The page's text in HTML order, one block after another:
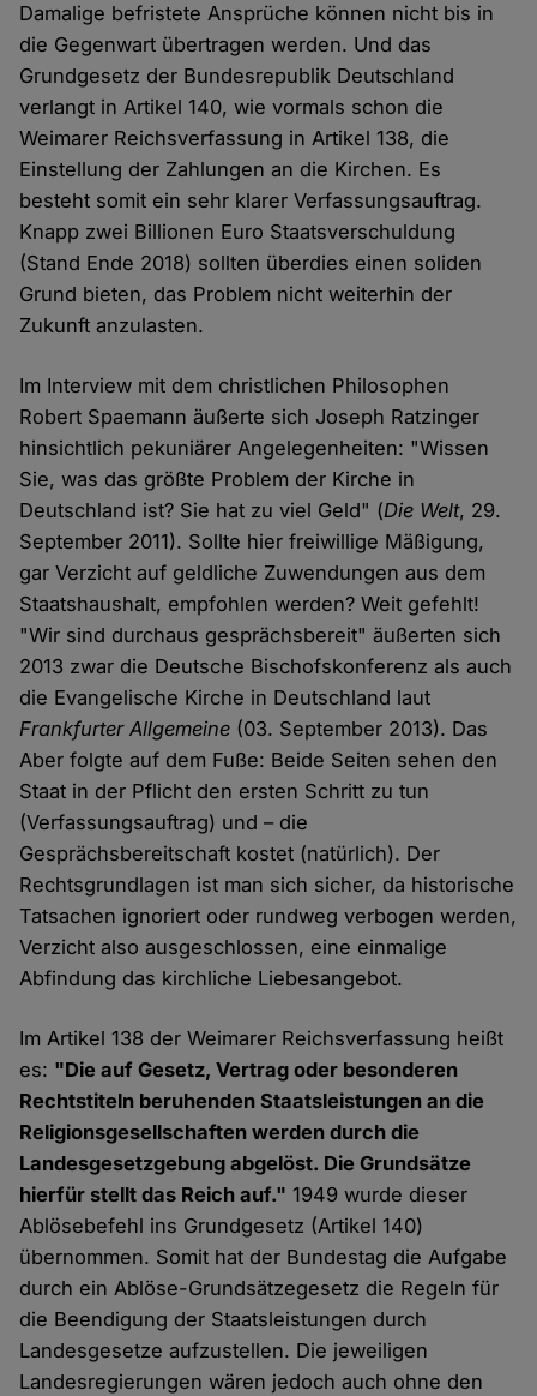
Damalige befristete Ansprüche können nicht bis in
die Gegenwart übertragen werden. Und das
Grundgesetz der Bundesrepublik Deutschland
verlangt in Artikel 140, wie vormals schon die
Weimarer Reichsverfassung in Artikel 138, die
Einstellung der Zahlungen an die Kirchen. Es
besteht somit ein sehr klarer Verfassungsauftrag.
Knapp zwei Billionen Euro Staatsverschuldung
(Stand Ende 2018) sollten überdies einen soliden
Grund bieten, das Problem nicht weiterhin der
Zukunft anzulasten.
Im Interview mit dem christlichen Philosophen
Robert Spaemann äußerte sich Joseph Ratzinger
hinsichtlich pekuniärer Angelegenheiten: "Wissen
Sie, was das größte Problem der Kirche in
Deutschland ist? Sie hat zu viel Geld" (Die Welt, 29.
September 2011). Sollte hier freiwillige Mäßigung,
gar Verzicht auf geldliche Zuwendungen aus dem
Staatshaushalt, empfohlen werden? Weit gefehlt!
"Wir sind durchaus gesprächsbereit" äußerten sich
2013 zwar die Deutsche Bischofskonferenz als auch
die Evangelische Kirche in Deutschland laut
Frankfurter Allgemeine (03. September 2013). Das
Aber folgte auf dem Fuße: Beide Seiten sehen den
Staat in der Pflicht den ersten Schritt zu tun
(Verfassungsauftrag) und – die
Gesprächsbereitschaft kostet (natürlich). Der
Rechtsgrundlagen ist man sich sicher, da historische
Tatsachen ignoriert oder rundweg verbogen werden,
Verzicht also ausgeschlossen, eine einmalige
Abfindung das kirchliche Liebesangebot.
Im Artikel 138 der Weimarer Reichsverfassung heißt
es: "Die auf Gesetz, Vertrag oder besonderen
Rechtstiteln beruhenden Staatsleistungen an die
Religionsgesellschaften werden durch die
Landesgesetzgebung abgelöst. Die Grundsätze
hierfür stellt das Reich auf." 1949 wurde dieser
Ablösebefehl ins Grundgesetz (Artikel 140)
übernommen. Somit hat der Bundestag die Aufgabe
durch ein Ablöse-Grundsätzegesetz die Regeln für
die Beendigung der Staatsleistungen durch
Landesgesetze aufzustellen. Die jeweiligen
Landesregierungen wären jedoch auch ohne den